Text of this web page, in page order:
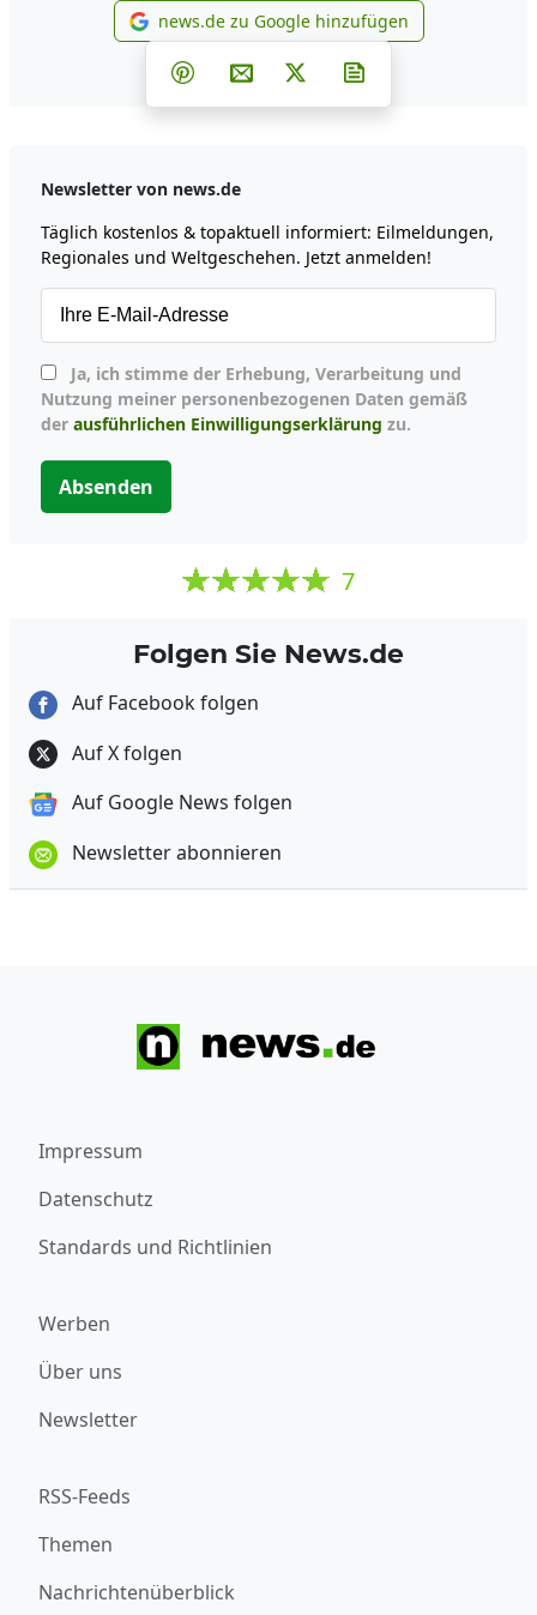
news.de zu Google
news.de zu Google hinzufügen
Teilen auf Facebook
Teilen auf Whatsapp
Teilen auf Telegram
Teilen auf Pinterest
Per E-Mail teilen
Post auf X
Newsletter von news.de
Täglich kostenlos & topaktuell informiert: Eilmeldungen,
Regionales und Weltgeschehen. Jetzt anmelden!
Nutzung meiner personenbezogenen Daten gemäß
der ausführlichen Einwilligungserklärung zu.
Absenden
7
Folgen Sie News.de
Auf Facebook folgen
Auf X folgen
Auf Google News folgen
Newsletter abonnieren
Impressum
Datenschutz
Standards und Richtlinien
Werben
Über uns
Newsletter
RSS-Feeds
Themen
Nachrichtenüberblick